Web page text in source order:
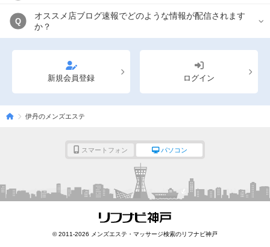
Q
オススメ店ブログ速報でどのような情報が配信されます
か？
新規会員登録 ログイン
伊丹のメンズエステ
スマートフォン パソコン
© 2011-2026 メンズエステ・マッサージ検索のリフナビ神戸